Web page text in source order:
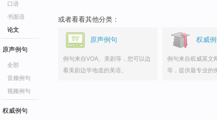
口语
书面语
论文
原声例句
全部
音频例句
视频例句
权威例句
或者看看其他分类：
原声例句
例句来自VOA、美剧等，您可以边
看美剧边学地道的美语。
权威
例句来自权威英文
等，提供最专业的